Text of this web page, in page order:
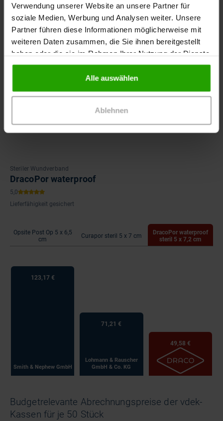
Verwendung unserer Website an unsere Partner für
soziale Medien, Werbung und Analysen weiter. Unsere
Partner führen diese Informationen möglicherweise mit
weiteren Daten zusammen, die Sie ihnen bereitgestellt
haben oder die sie im Rahmen Ihrer Nutzung der Dienste
gesammelt haben.
Alle auswählen
Ablehnen
Steriler Wundverband
DracoPor waterproof
Lieferfähigkeit gesichert
Opsite Post Op 5 x 6,5
cm
Curapor steril 5 x 7 cm
DracoPor waterproof
steril 5 x 7,2 cm
123,17 €
Smith & Nephew GmbH
71,21 €
Lohmann & Rauscher
GmbH & Co. KG
49,58 €
Budgetrelevante Abrechnungspreise der vdek-
Kassen für je 50 Stück